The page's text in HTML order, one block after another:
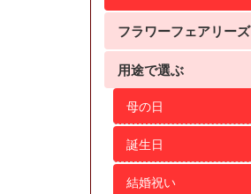
フラワーフェアリーズ
用途で選ぶ
母の日
誕生日
結婚祝い